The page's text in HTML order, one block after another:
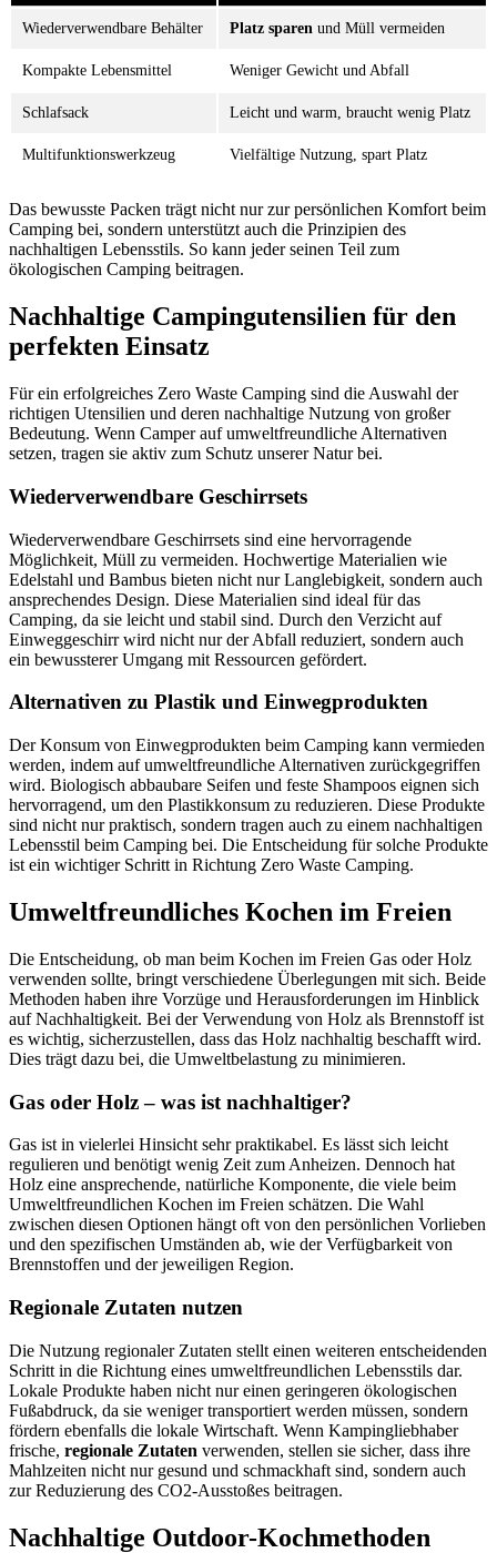
Wiederverwendbare Behälter Platz sparen und Müll vermeiden
Kompakte Lebensmittel Weniger Gewicht und Abfall
Schlafsack Leicht und warm, braucht wenig Platz
Multifunktionswerkzeug Vielfältige Nutzung, spart Platz
Das bewusste Packen trägt nicht nur zur persönlichen Komfort beim
Camping bei, sondern unterstützt auch die Prinzipien des
nachhaltigen Lebensstils. So kann jeder seinen Teil zum
ökologischen Camping beitragen.
Nachhaltige Campingutensilien für den
perfekten Einsatz
Für ein erfolgreiches Zero Waste Camping sind die Auswahl der
richtigen Utensilien und deren nachhaltige Nutzung von großer
Bedeutung. Wenn Camper auf umweltfreundliche Alternativen
setzen, tragen sie aktiv zum Schutz unserer Natur bei.
Wiederverwendbare Geschirrsets
Wiederverwendbare Geschirrsets sind eine hervorragende
Möglichkeit, Müll zu vermeiden. Hochwertige Materialien wie
Edelstahl und Bambus bieten nicht nur Langlebigkeit, sondern auch
ansprechendes Design. Diese Materialien sind ideal für das
Camping, da sie leicht und stabil sind. Durch den Verzicht auf
Einweggeschirr wird nicht nur der Abfall reduziert, sondern auch
ein bewussterer Umgang mit Ressourcen gefördert.
Alternativen zu Plastik und Einwegprodukten
Der Konsum von Einwegprodukten beim Camping kann vermieden
werden, indem auf umweltfreundliche Alternativen zurückgegriffen
wird. Biologisch abbaubare Seifen und feste Shampoos eignen sich
hervorragend, um den Plastikkonsum zu reduzieren. Diese Produkte
sind nicht nur praktisch, sondern tragen auch zu einem nachhaltigen
Lebensstil beim Camping bei. Die Entscheidung für solche Produkte
ist ein wichtiger Schritt in Richtung Zero Waste Camping.
Umweltfreundliches Kochen im Freien
Die Entscheidung, ob man beim Kochen im Freien Gas oder Holz
verwenden sollte, bringt verschiedene Überlegungen mit sich. Beide
Methoden haben ihre Vorzüge und Herausforderungen im Hinblick
auf Nachhaltigkeit. Bei der Verwendung von Holz als Brennstoff ist
es wichtig, sicherzustellen, dass das Holz nachhaltig beschafft wird.
Dies trägt dazu bei, die Umweltbelastung zu minimieren.
Gas oder Holz – was ist nachhaltiger?
Gas ist in vielerlei Hinsicht sehr praktikabel. Es lässt sich leicht
regulieren und benötigt wenig Zeit zum Anheizen. Dennoch hat
Holz eine ansprechende, natürliche Komponente, die viele beim
Umweltfreundlichen Kochen im Freien schätzen. Die Wahl
zwischen diesen Optionen hängt oft von den persönlichen Vorlieben
und den spezifischen Umständen ab, wie der Verfügbarkeit von
Brennstoffen und der jeweiligen Region.
Regionale Zutaten nutzen
Die Nutzung regionaler Zutaten stellt einen weiteren entscheidenden
Schritt in die Richtung eines umweltfreundlichen Lebensstils dar.
Lokale Produkte haben nicht nur einen geringeren ökologischen
Fußabdruck, da sie weniger transportiert werden müssen, sondern
fördern ebenfalls die lokale Wirtschaft. Wenn Kampingliebhaber
frische, regionale Zutaten verwenden, stellen sie sicher, dass ihre
Mahlzeiten nicht nur gesund und schmackhaft sind, sondern auch
zur Reduzierung des CO2-Ausstoßes beitragen.
Nachhaltige Outdoor-Kochmethoden